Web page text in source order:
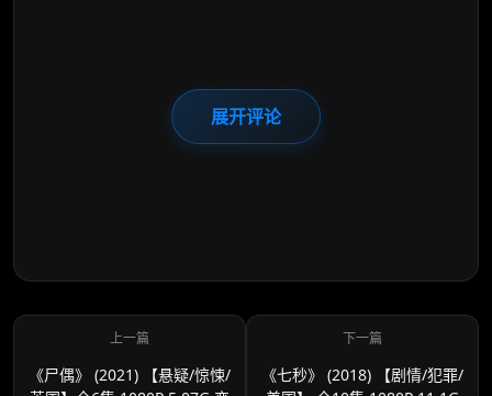
展开评论
《尸偶》 (2021) 【悬疑/惊悚/
《七秒》 (2018) 【剧情/犯罪/